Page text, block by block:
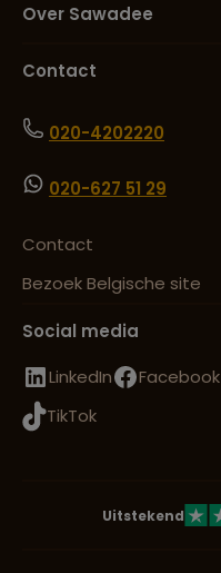
Over Sawadee
Contact
020-4202220
020-627 51 29
Contact
Bezoek Belgische site
Social media
LinkedIn
Facebook
TikTok
Uitstekend